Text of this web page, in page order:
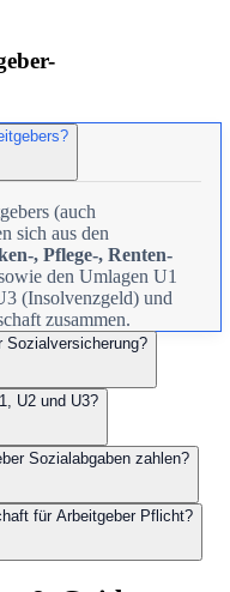
(auch
sich aus den
, Pflege-, Renten-
den Umlagen U1
(Insolvenzgeld) und
zusammen.
Sozialversicherung?
U2 und U3?
Sozialabgaben zahlen?
für Arbeitgeber Pflicht?